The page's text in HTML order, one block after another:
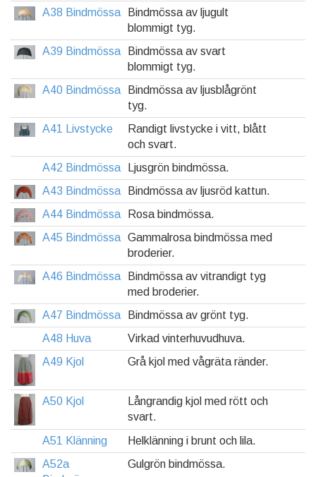
A38 Bindmössa
Bindmössa av ljugult
blommigt tyg.
A39 Bindmössa
Bindmössa av svart
blommigt tyg.
A40 Bindmössa
Bindmössa av ljusblågrönt
tyg.
A41 Livstycke
Randigt livstycke i vitt, blått
och svart.
A42 Bindmössa
Ljusgrön bindmössa.
A43 Bindmössa
Bindmössa av ljusröd kattun.
A44 Bindmössa
Rosa bindmössa.
A45 Bindmössa Gammalrosa bindmössa med
broderier.
A46 Bindmössa
Bindmössa av vitrandigt tyg
med broderier.
A47 Bindmössa
Bindmössa av grönt tyg.
A48 Huva
Virkad vinterhuvudhuva.
A49 Kjol
Grå kjol med vågräta ränder.
A50 Kjol
Långrandig kjol med rött och
svart.
A51 Klänning
Helklänning i brunt och lila.
A52a
Gulgrön bindmössa.